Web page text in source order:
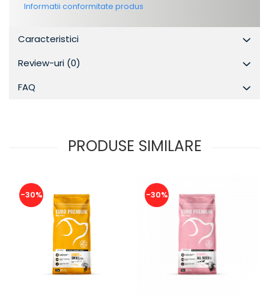
Informatii conformitate produs
Caracteristici
Review-uri (0)
FAQ
PRODUSE SIMILARE
-30% -30%